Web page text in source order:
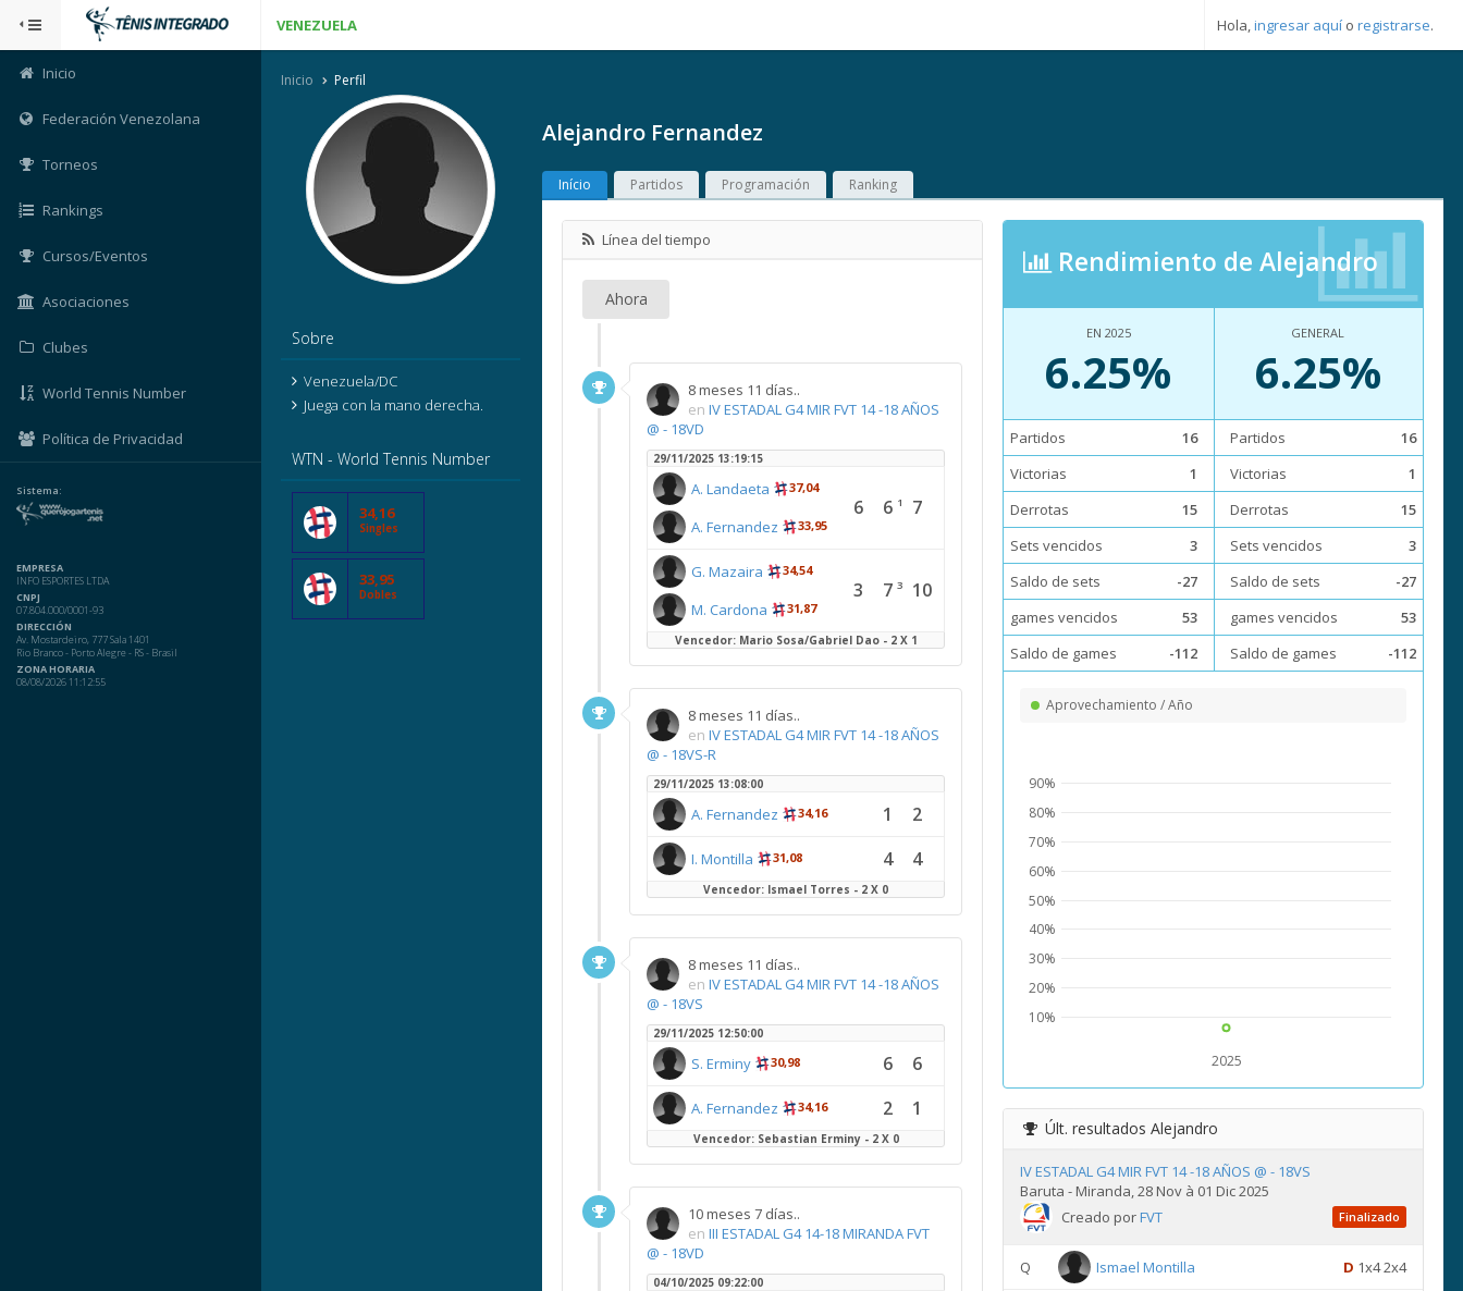
VENEZUELA Hola,ingresar aquí o registrarse.
Inicio
Federación Venezolana
Torneos
Rankings
Cursos/Eventos
Asociaciones
Clubes
World Tennis Number
Política de Privacidad
Sistema:
EMPRESA
INFO ESPORTES LTDA
CNPJ
07.804.000/0001-93
DIRECCIÓN
Av. Mostardeiro, 777 Sala 1401
Rio Branco - Porto Alegre - RS - Brasil
ZONA HORARIA
08/08/2026 11:12:55
Inicio Perfil
Alejandro Fernandez
Sobre
Venezuela/DC
Juega con la mano derecha.
WTN - World Tennis Number
34,16
Singles
33,95
Dobles
Início Partidos Programación Ranking
Línea del tiempo
Ahora
8 meses 11 días..
en IV ESTADAL G4 MIR FVT 14 -18 AÑOS
@ - 18VD
29/11/2025 13:19:15
A. Landaeta 37,04
A. Fernandez 33,95
6 6 1 7
G. Mazaira 34,54
M. Cardona 31,87
3 7 3 10
Vencedor: Mario Sosa/Gabriel Dao - 2 X 1
8 meses 11 días..
en IV ESTADAL G4 MIR FVT 14 -18 AÑOS
@ - 18VS-R
29/11/2025 13:08:00
A. Fernandez 34,16 1 2
I. Montilla 31,08 4 4
Vencedor: Ismael Torres - 2 X 0
8 meses 11 días..
en IV ESTADAL G4 MIR FVT 14 -18 AÑOS
@ - 18VS
29/11/2025 12:50:00
S. Erminy 30,98 6 6
A. Fernandez 34,16 2 1
Vencedor: Sebastian Erminy - 2 X 0
10 meses 7 días..
en III ESTADAL G4 14-18 MIRANDA FVT
@ - 18VD
04/10/2025 09:22:00
Rendimiento de Alejandro
EN 2025
6.25%
Partidos
16
Victorias
1
Derrotas
15
Sets vencidos
3
Saldo de sets
-27
games vencidos
53
Saldo de games
-112
GENERAL
6.25%
Partidos
16
Victorias
1
Derrotas
15
Sets vencidos
3
Saldo de sets
-27
games vencidos
53
Saldo de games
-112
Aprovechamiento / Año
2025
10%
20%
30%
40%
50%
60%
70%
80%
90%
Últ. resultados Alejandro
IV ESTADAL G4 MIR FVT 14 -18 AÑOS @ - 18VS
Baruta - Miranda, 28 Nov à 01 Dic 2025
Creado porFVT Finalizado
Q Ismael Montilla D 1x4 2x4